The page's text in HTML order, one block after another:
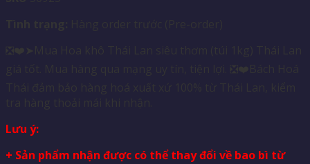
Lưu ý:
+ Sản phẩm nhận được có thể thay đổi về bao bì từ